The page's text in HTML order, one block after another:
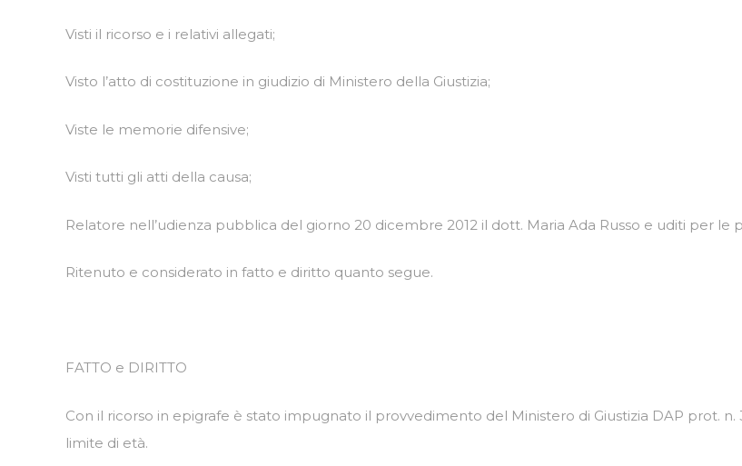
Visti il ricorso e i relativi allegati;
Visto l’atto di costituzione in giudizio di Ministero della Giustizia;
Viste le memorie difensive;
Visti tutti gli atti della causa;
Relatore nell’udienza pubblica del giorno 20 dicembre 2012 il dott. Maria Ada Russo e uditi per
Ritenuto e considerato in fatto e diritto quanto segue.
FATTO e DIRITTO
Con il ricorso in epigrafe è stato impugnato il provvedimento del Ministero di Giustizia DAP prot. n.
limite di età.